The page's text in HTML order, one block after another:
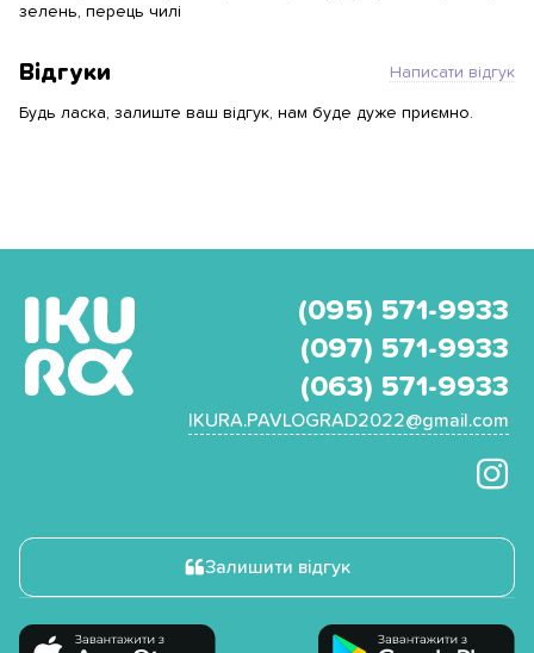
зелень, перець чилі
Відгуки Написати відгук
Будь ласка, залиште ваш відгук, нам буде дуже приємно.
(095) 571-9933
(097) 571-9933
(063) 571-9933
IKURA.PAVLOGRAD2022@gmail.com
Залишити відгук